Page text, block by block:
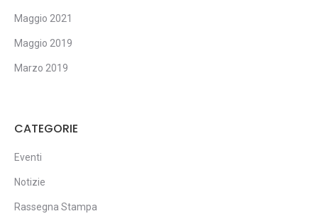
Maggio 2021
Maggio 2019
Marzo 2019
CATEGORIE
Eventi
Notizie
Rassegna Stampa